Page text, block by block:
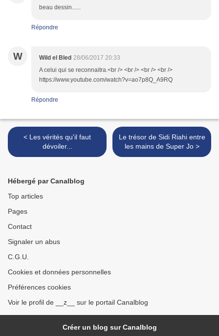
beau dessin......
Répondre
W Wild el Bled 28/06/2017 20:33
A celui qui se reconnaitra.<br /> <br /> <br /> <br />
https://www.youtube.com/watch?v=ao7p8Q_A9RQ
Répondre
< Les vérités qu'il faut
dévoiler...
Le trésor de Sidi Riahi entre
les mains de Super Jo >
Hébergé par Canalblog
Top articles
Pages
Contact
Signaler un abus
C.G.U.
Cookies et données personnelles
Préférences cookies
Voir le profil de __z__ sur le portail Canalblog
Créer un blog sur Canalblog